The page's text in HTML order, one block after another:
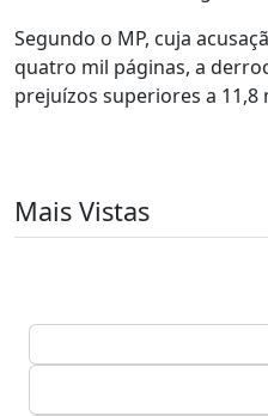
Segundo o MP, cuja
quatro mil páginas, a
prejuízos superiores a 11,8
Mais Vistas